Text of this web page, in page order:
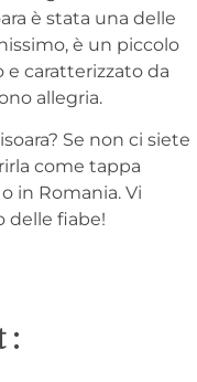
è stata una delle
è un piccolo
caratterizzato da
allegria.
Se non ci siete
come tappa
in Romania. Vi
delle fiabe!
: